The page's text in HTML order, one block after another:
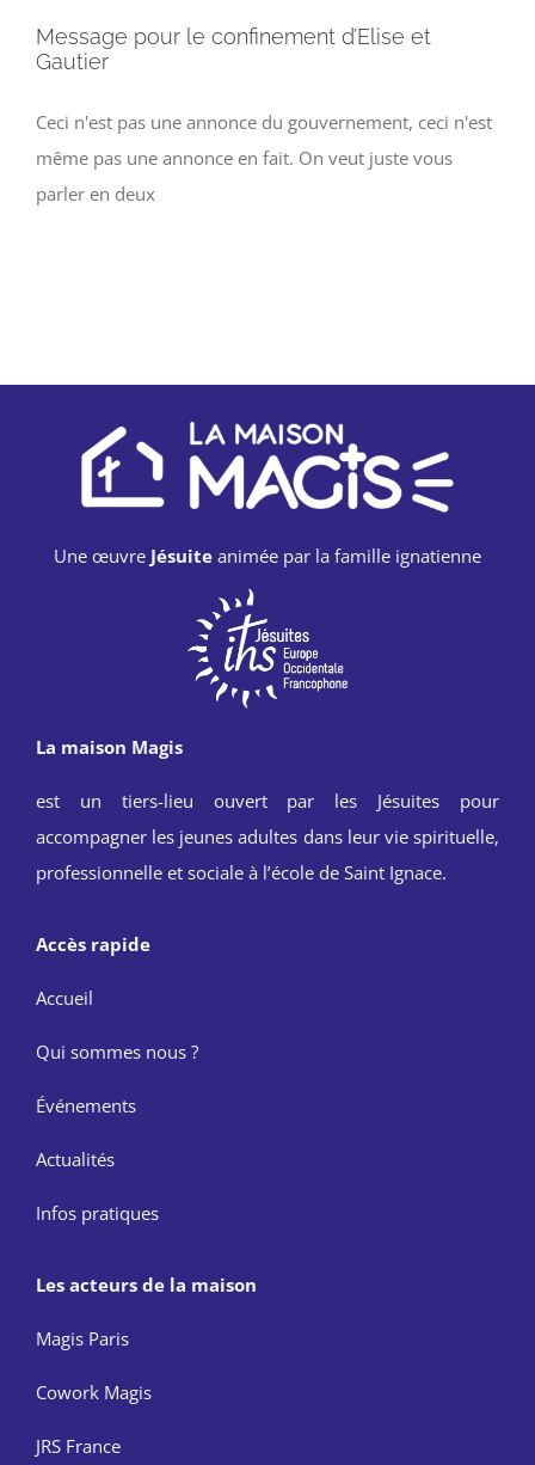
Message pour le confinement d’Elise et
Gautier
Ceci n'est pas une annonce du gouvernement, ceci n'est
même pas une annonce en fait. On veut juste vous
parler en deux
Une œuvre Jésuite animée par la famille ignatienne
La maison Magis
est un tiers-lieu ouvert par les Jésuites pour
accompagner les jeunes adultes dans leur vie spirituelle,
professionnelle et sociale à l’école de Saint Ignace.
Accès rapide
Accueil
Qui sommes nous ?
Événements
Actualités
Infos pratiques
Les acteurs de la maison
Magis Paris
Cowork Magis
JRS France